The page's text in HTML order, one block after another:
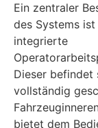
Ein zentraler
des Systems
integrierte
Dieser befindet
vollständig
bietet dem